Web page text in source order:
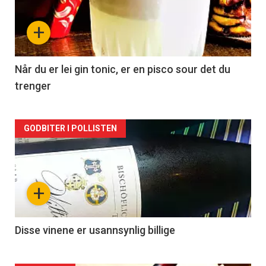
nå
-
2
+
Når du er lei gin tonic, er en pisco sour det du
trenger
Forsiden
akkurat
nå
3
+
GODBITER I POLLISTEN
Disse vinene er usannsynlig billige